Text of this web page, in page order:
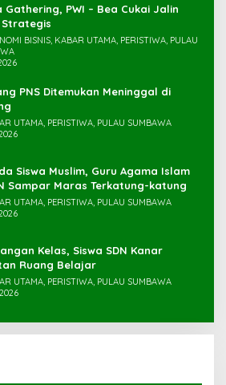
Gathering, PWI – Bea Cukai Jalin
BISNIS, KABAR UTAMA, PERISTIWA, PULAU
PNS Ditemukan Meninggal di
UTAMA, PERISTIWA, PULAU SUMBAWA
Siswa Muslim, Guru Agama Islam
di SDN Sampar Maras Terkatung-katung ‎
UTAMA, PERISTIWA, PULAU SUMBAWA
Kelas, Siswa SDN Kanar
Ruang Belajar
UTAMA, PERISTIWA, PULAU SUMBAWA